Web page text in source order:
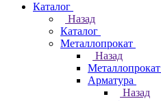
Каталог
Назад
Каталог
Металлопрокат
Назад
Металлопрокат
Арматура
Назад